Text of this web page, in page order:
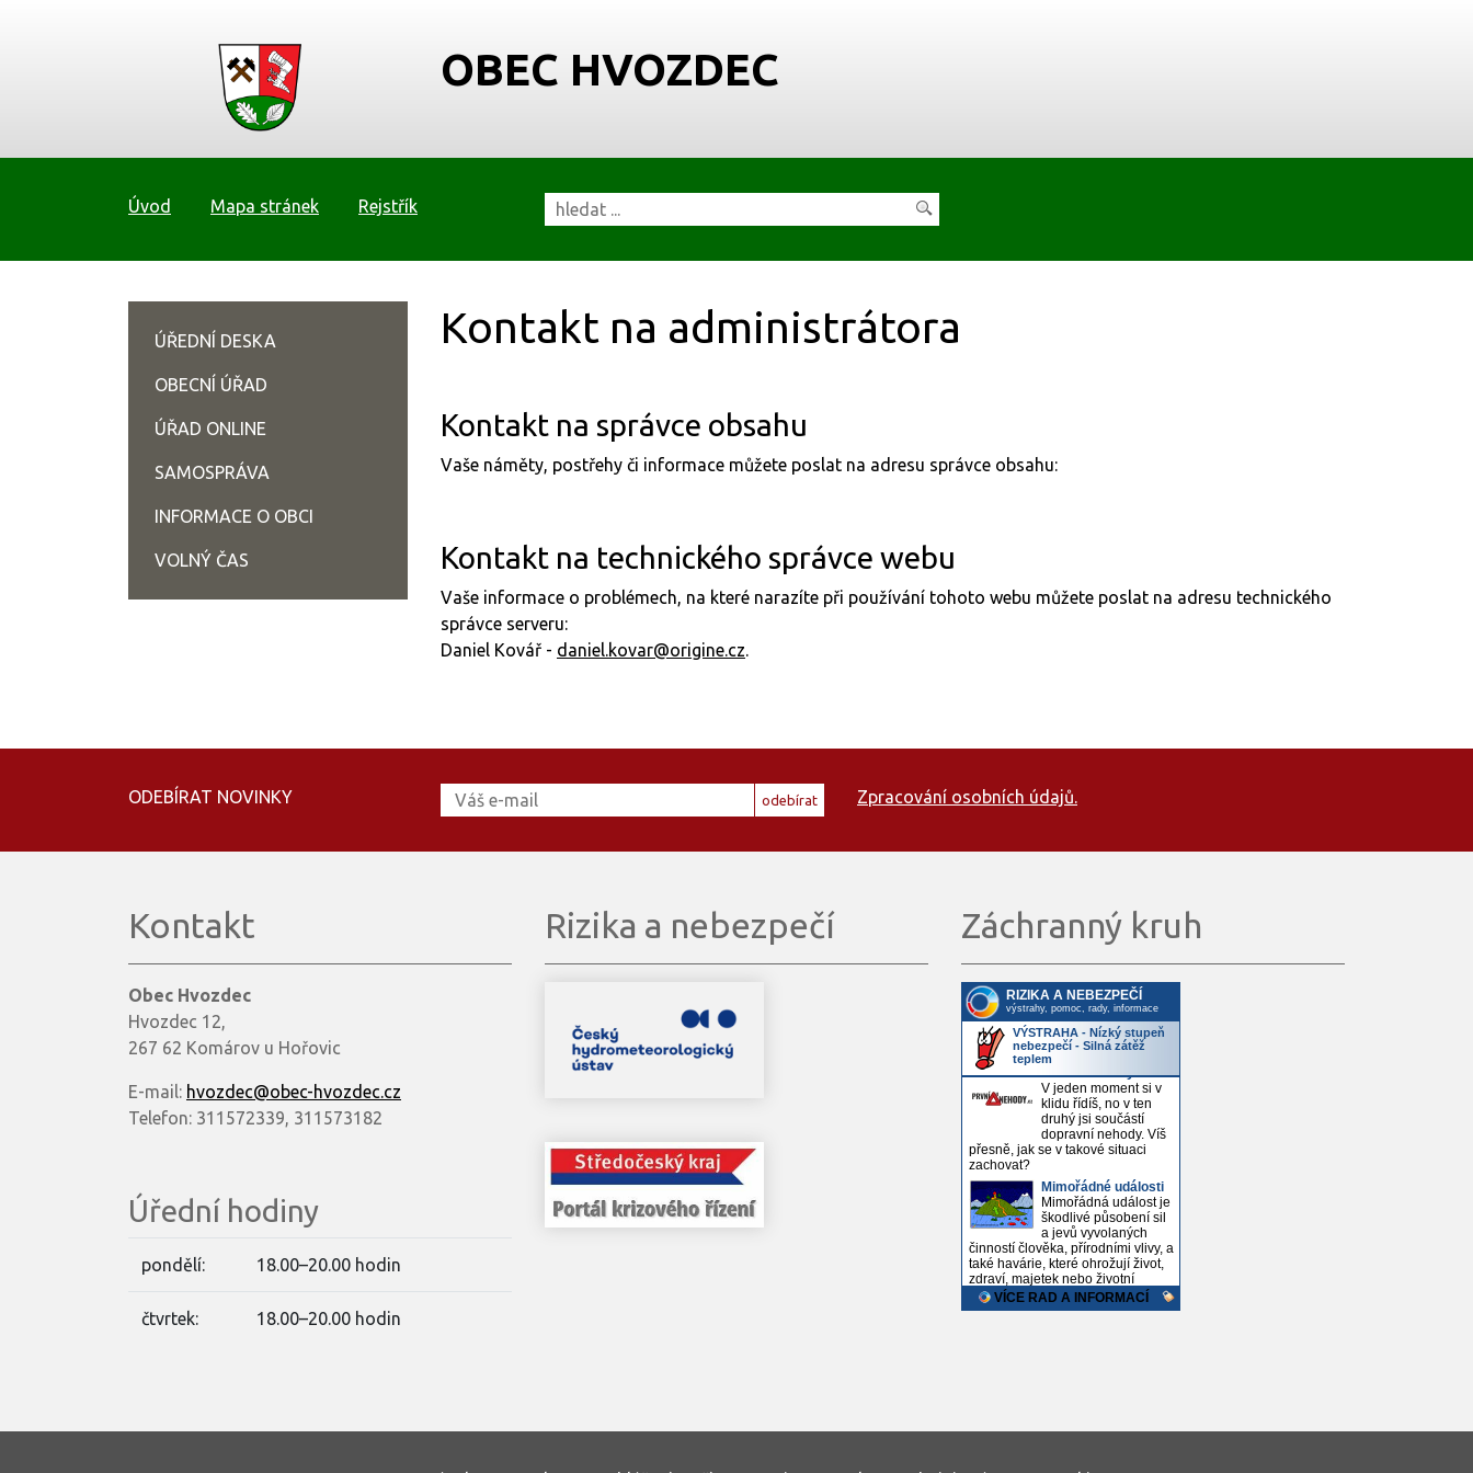
OBEC HVOZDEC
Úvod Mapa stránek Rejstřík
Kontakt na administrátora
Kontakt na správce obsahu
Vaše náměty, postřehy či informace můžete poslat na adresu správce obsahu:
Kontakt na technického správce webu
Vaše informace o problémech, na které narazíte při používání tohoto webu můžete poslat na adresu technického
správce serveru:
Daniel Kovář - daniel.kovar@origine.cz.
ÚŘEDNÍ DESKA
OBECNÍ ÚŘAD
ÚŘAD ONLINE
SAMOSPRÁVA
INFORMACE O OBCI
VOLNÝ ČAS
ODEBÍRAT NOVINKY odebírat Zpracování osobních údajů.
Kontakt
Obec Hvozdec
Hvozdec 12,
267 62 Komárov u Hořovic
E-mail: hvozdec@obec-hvozdec.cz
Telefon: 311572339, 311573182
Úřední hodiny
pondělí: 18.00–20.00 hodin
čtvrtek: 18.00–20.00 hodin
Rizika a nebezpečí Záchranný kruh